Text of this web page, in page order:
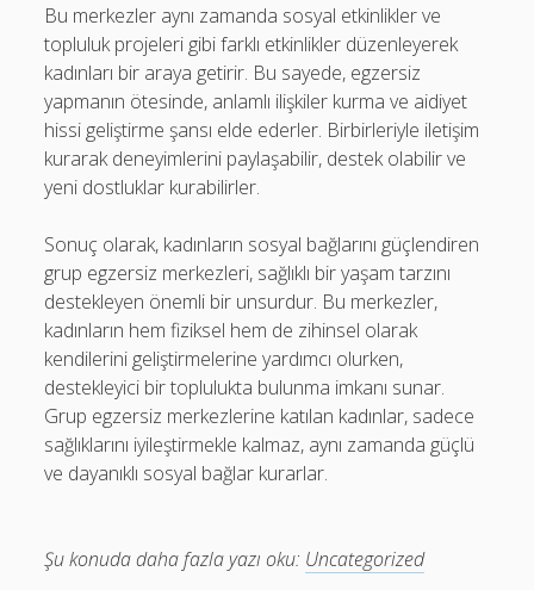
Bu merkezler aynı zamanda sosyal etkinlikler ve
topluluk projeleri gibi farklı etkinlikler düzenleyerek
kadınları bir araya getirir. Bu sayede, egzersiz
yapmanın ötesinde, anlamlı ilişkiler kurma ve aidiyet
hissi geliştirme şansı elde ederler. Birbirleriyle iletişim
kurarak deneyimlerini paylaşabilir, destek olabilir ve
yeni dostluklar kurabilirler.
Sonuç olarak, kadınların sosyal bağlarını güçlendiren
grup egzersiz merkezleri, sağlıklı bir yaşam tarzını
destekleyen önemli bir unsurdur. Bu merkezler,
kadınların hem fiziksel hem de zihinsel olarak
kendilerini geliştirmelerine yardımcı olurken,
destekleyici bir toplulukta bulunma imkanı sunar.
Grup egzersiz merkezlerine katılan kadınlar, sadece
sağlıklarını iyileştirmekle kalmaz, aynı zamanda güçlü
ve dayanıklı sosyal bağlar kurarlar.
Şu konuda daha fazla yazı oku: Uncategorized